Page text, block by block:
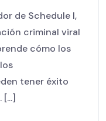
de Schedule I,
criminal viral
cómo los
tener éxito